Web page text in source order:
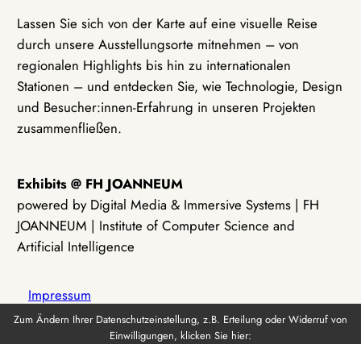
Lassen Sie sich von der Karte auf eine visuelle Reise
durch unsere Ausstellungsorte mitnehmen – von
regionalen Highlights bis hin zu internationalen
Stationen – und entdecken Sie, wie Technologie, Design
und Besucher:innen-Erfahrung in unseren Projekten
zusammenfließen.
Exhibits @ FH JOANNEUM
powered by Digital Media & Immersive Systems | FH
JOANNEUM | Institute of Computer Science and
Artificial Intelligence
Impressum
Zum Ändern Ihrer Datenschutzeinstellung, z.B. Erteilung oder Widerruf von
Einwilligungen, klicken Sie hier: